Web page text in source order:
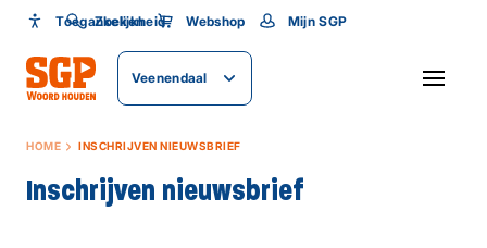
Toegankelijkheid
Toegankelijkheid
Lettergrootte
Zoeken Webshop Mijn SGP
Veenendaal
HOME INSCHRIJVEN NIEUWSBRIEF
Inschrijven nieuwsbrief